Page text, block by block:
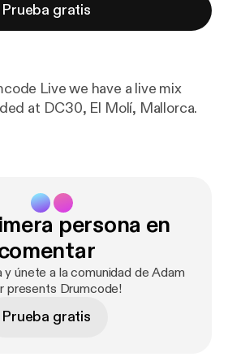
Prueba gratis
Live we have a live mix
at DC30, El Molí, Mallorca.
persona en
y únete a la comunidad de Adam
presents Drumcode!
Prueba gratis